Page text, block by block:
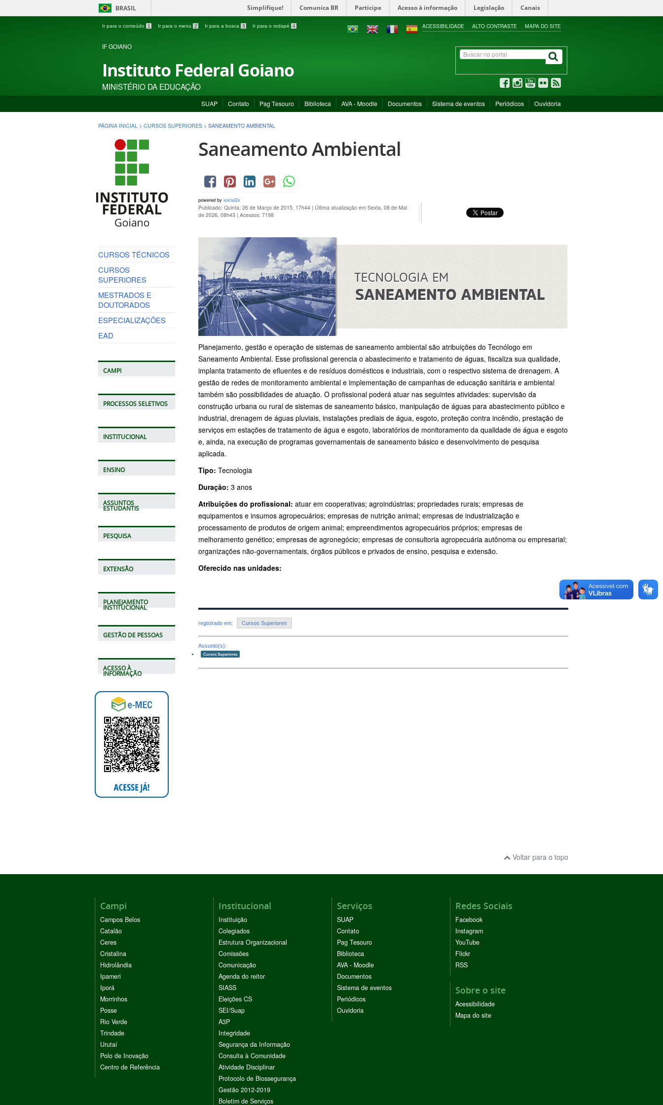
BRASIL Simplifique! Comunica BR Participe Acesso à informação Legislação Canais
Ir para o conteúdo 1 Ir para o menu 2 Ir para a busca 3 Ir para o rodapé 4 ACESSIBILIDADE ALTO CONTRASTE MAPA DO SITE
IF GOIANO
Instituto Federal Goiano
MINISTÉRIO DA EDUCAÇÃO
SUAP Contato Pag Tesouro Biblioteca AVA - Moodle Documentos Sistema de eventos Periódicos Ouvidoria
PÁGINA INICIAL > CURSOS SUPERIORES > SANEAMENTO AMBIENTAL
CURSOS TÉCNICOS
CURSOS
SUPERIORES
MESTRADOS E
DOUTORADOS
ESPECIALIZAÇÕES
EAD
CAMPI
PROCESSOS SELETIVOS
INSTITUCIONAL
ENSINO
ASSUNTOS
ESTUDANTIS
PESQUISA
EXTENSÃO
PLANEJAMENTO
INSTITUCIONAL
GESTÃO DE PESSOAS
ACESSO À
INFORMAÇÃO
Saneamento Ambiental
powered by social2s
Publicado: Quinta, 26 de Março de 2015, 17h44 | Última atualização em Sexta, 08 de Mai
de 2026, 08h43 | Acessos: 7198
Planejamento, gestão e operação de sistemas de saneamento ambiental são atribuições do Tecnólogo em
Saneamento Ambiental. Esse profissional gerencia o abastecimento e tratamento de águas, fiscaliza sua qualidade,
implanta tratamento de efluentes e de resíduos domésticos e industriais, com o respectivo sistema de drenagem. A
gestão de redes de monitoramento ambiental e implementação de campanhas de educação sanitária e ambiental
também são possibilidades de atuação. O profissional poderá atuar nas seguintes atividades: supervisão da
construção urbana ou rural de sistemas de saneamento básico, manipulação de águas para abastecimento público e
industrial, drenagem de águas pluviais, instalações prediais de água, esgoto, proteção contra incêndio, prestação de
serviços em estações de tratamento de água e esgoto, laboratórios de monitoramento da qualidade de água e esgoto
e, ainda, na execução de programas governamentais de saneamento básico e desenvolvimento de pesquisa
aplicada.
Tipo: Tecnologia
Duração: 3 anos
Atribuições do profissional: atuar em cooperativas; agroindústrias; propriedades rurais; empresas de
equipamentos e insumos agropecuários; empresas de nutrição animal; empresas de industrialização e
processamento de produtos de origem animal; empreendimentos agropecuários próprios; empresas de
melhoramento genético; empresas de agronegócio; empresas de consultoria agropecuária autônoma ou empresarial;
organizações não-governamentais, órgãos públicos e privados de ensino, pesquisa e extensão.
Oferecido nas unidades:
registrado em: Cursos Superiores
Assunto(s):
Cursos Superiores
Voltar para o topo
Campi
Campos Belos
Catalão
Ceres
Cristalina
Hidrolândia
Ipameri
Iporá
Morrinhos
Posse
Rio Verde
Trindade
Urutaí
Polo de Inovação
Centro de Referência
Institucional
Instituição
Colegiados
Estrutura Organizacional
Comissões
Comunicação
Agenda do reitor
SIASS
Eleições CS
SEI/Suap
A3P
Integridade
Segurança da Informação
Consulta à Comunidade
Atividade Disciplinar
Protocolo de Biossegurança
Gestão 2012-2019
Boletim de Serviços
Serviços
SUAP
Contato
Pag Tesouro
Biblioteca
AVA - Moodle
Documentos
Sistema de eventos
Periódicos
Ouvidoria
Redes Sociais
Facebook
Instagram
YouTube
Flickr
RSS
Sobre o site
Acessibilidade
Mapa do site